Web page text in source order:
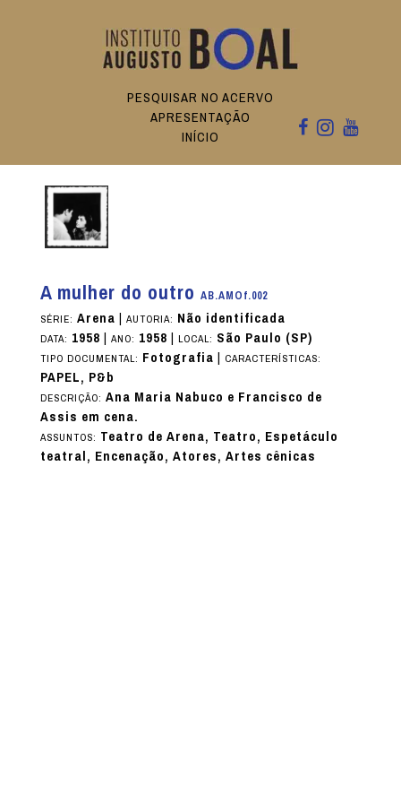
PESQUISAR NO ACERVO
APRESENTAÇÃO
INÍCIO
A mulher do outro AB.AMOf.002
SÉRIE: Arena| AUTORIA: Não identificada
DATA: 1958| ANO: 1958| LOCAL: São Paulo (SP)
TIPO DOCUMENTAL: Fotografia| CARACTERÍSTICAS:
PAPEL, P&b
DESCRIÇÃO: Ana Maria Nabuco e Francisco de
Assis em cena.
ASSUNTOS: Teatro de Arena, Teatro, Espetáculo
teatral, Encenação, Atores, Artes cênicas